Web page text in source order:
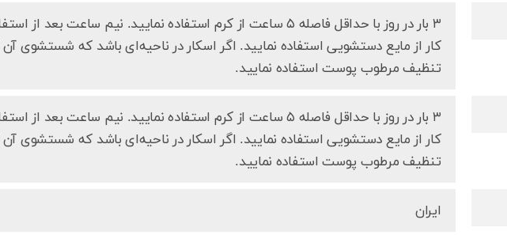
۳ بار در روز با حداقل فاصله ۵ ساعت از کرم استفاده نمایید. نیم
کار از مایع دستشویی استفاده نمایید. اگر اسکار در ناحیه‌ای باشد که
تنظیف مرطوب پوست استفاده نمایید.
۳ بار در روز با حداقل فاصله ۵ ساعت از کرم استفاده نمایید. نیم
کار از مایع دستشویی استفاده نمایید. اگر اسکار در ناحیه‌ای باشد که
تنظیف مرطوب پوست استفاده نمایید.
ایران